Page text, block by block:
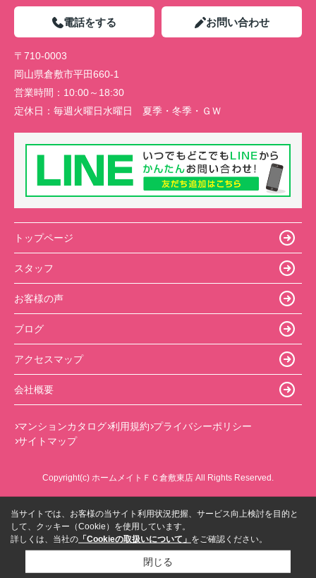
電話をする お問い合わせ
〒710-0003
岡山県倉敷市平田660-1
営業時間： 10:00～18:30
定休日： 毎週火曜日水曜日 夏季・冬季・ＧＷ
トップページ
スタッフ
お客様の声
ブログ
アクセスマップ
会社概要
マンションカタログ 利用規約 プライバシーポリシー
サイトマップ
Copyright(c) ホームメイトＦＣ倉敷東店 All Rights Reserved.
当サイトでは、お客様の当サイト利用状況把握、サービス向上検討を目的と
して、クッキー（Cookie）を使用しています。
詳しくは、当社の 「Cookieの取扱いについて」 をご確認ください。
閉じる